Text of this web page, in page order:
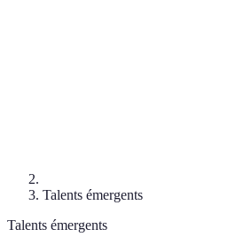
Talents émergents
Talents émergents